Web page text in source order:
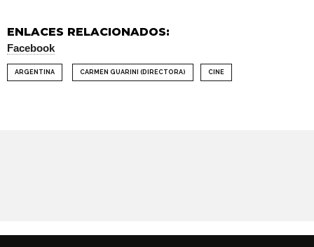
ENLACES RELACIONADOS:
Facebook
ARGENTINA CARMEN GUARINI (DIRECTORA) CINE